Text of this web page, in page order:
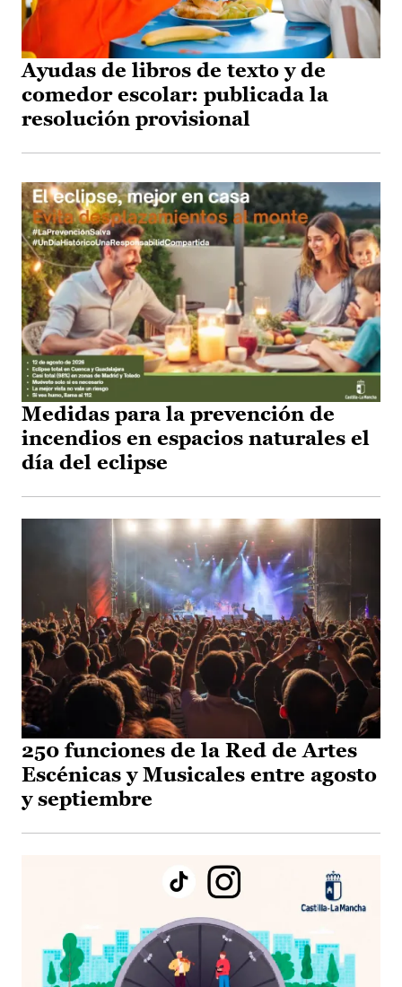
Ayudas de libros de texto y de
comedor escolar: publicada la
resolución provisional
Medidas para la prevención de
incendios en espacios naturales el
día del eclipse
250 funciones de la Red de Artes
Escénicas y Musicales entre agosto
y septiembre